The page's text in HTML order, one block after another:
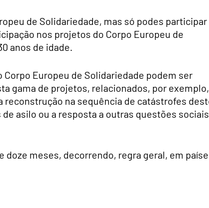
de Solidariedade, mas só podes participar
nos projetos do Corpo Europeu de
anos de idade.
Europeu de Solidariedade podem ser
gama de projetos, relacionados, por exemplo,
reconstrução na sequência de catástrofes
asilo ou a resposta a outras questões
meses, decorrendo, regra geral, em